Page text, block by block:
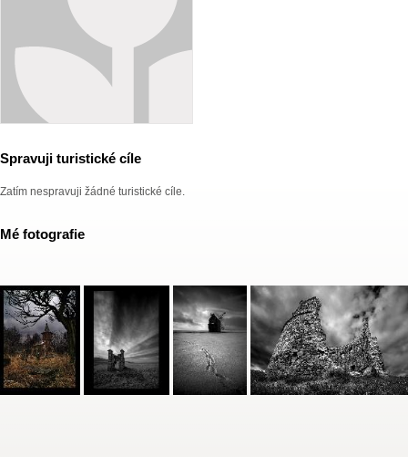
Spravuji turistické cíle
Zatím nespravuji žádné turistické cíle.
Mé fotografie